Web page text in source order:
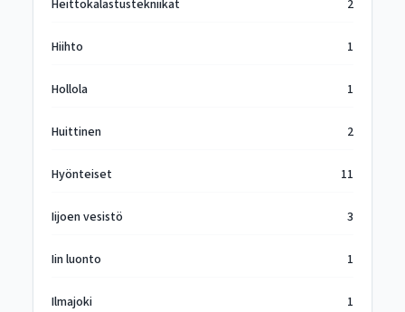
Heittokalastustekniikat 2
Hiihto 1
Hollola 1
Huittinen 2
Hyönteiset 11
Iijoen vesistö 3
Iin luonto 1
Ilmajoki 1